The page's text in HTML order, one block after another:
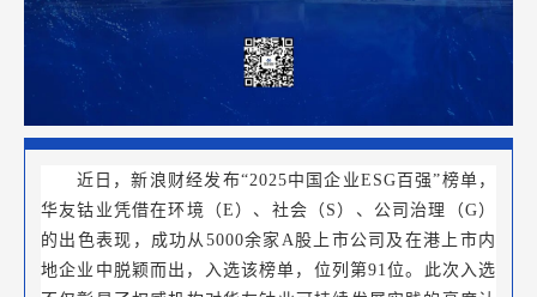
近日，新浪财经发布“2025中国企业ESG百强”榜单，
华友钴业凭借在环境（E）、社会（S）、公司治理（G）
的出色表现，成功从5000余家A股上市公司及在港上市内
地企业中脱颖而出，入选该榜单，位列第91位。此次入选